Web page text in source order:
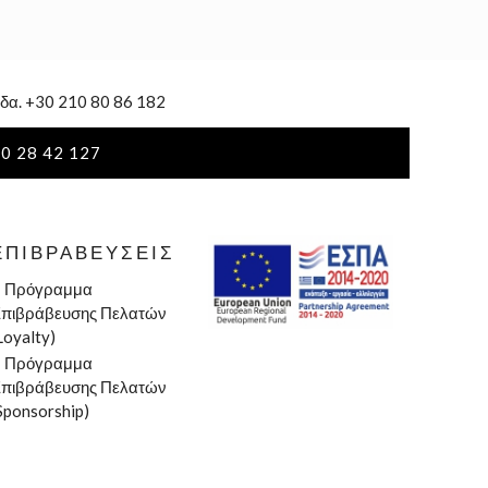
+30 210 80 86 182
28 42 127
Πρόγραμμα
Πελατών
Πρόγραμμα
Πελατών